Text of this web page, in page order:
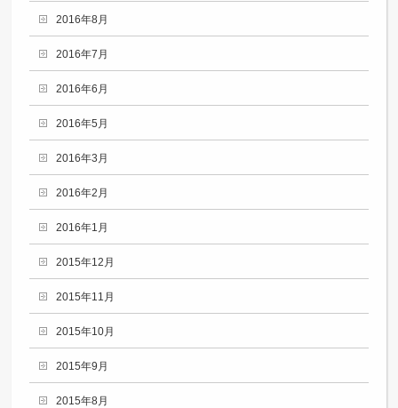
2016年8月
2016年7月
2016年6月
2016年5月
2016年3月
2016年2月
2016年1月
2015年12月
2015年11月
2015年10月
2015年9月
2015年8月